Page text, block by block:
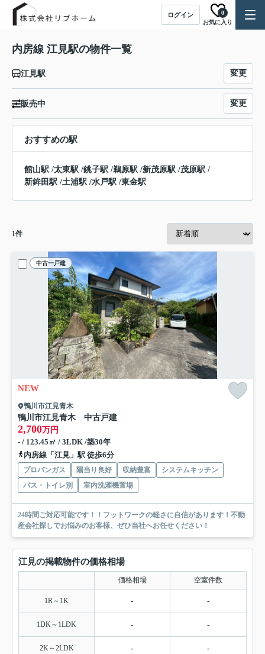
ログイン
お気に入り
0
内房線 江見駅の物件一覧
江見駅 変更
販売中 変更
おすすめの駅
館山駅 /太東駅 /銚子駅 /鵜原駅 /新茂原駅 /茂原駅 /
新鉾田駅 /土浦駅 /水戸駅 /東金駅
1件
中古一戸建
NEW
鴨川市江見青木
鴨川市江見青木 中古戸建
2,700万円
- / 123.45㎡ / 3LDK /築30年
内房線「江見」駅 徒歩6分
プロパンガス 陽当り良好 収納豊富
システムキッチン
バス・トイレ別
室内洗濯機置場
24時間ご対応可能です！！フットワークの軽さに自信があります！不動
産会社探しでお悩みのお客様、ぜひ当社へお任せください！
江見の掲載物件の価格相場
価格相場 空室件数
1R～1K - -
1DK～1LDK - -
2K～2LDK - -